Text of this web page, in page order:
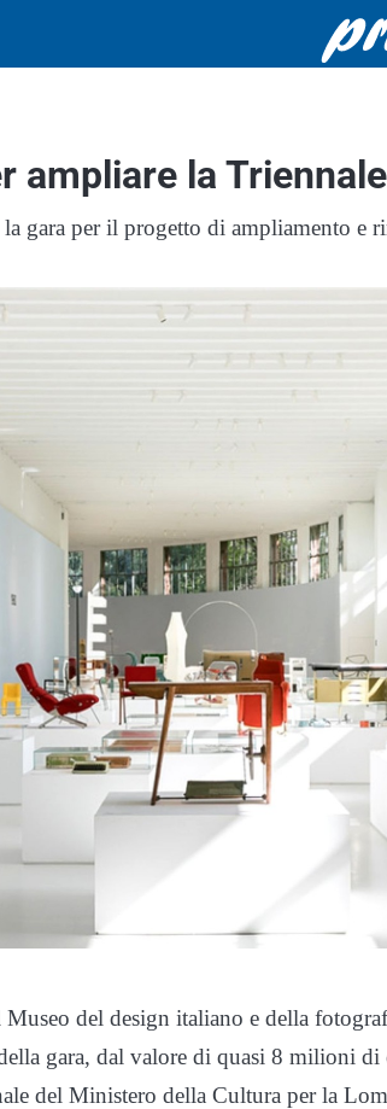
ampliare la
gara per il progetto di ampliamento e
del design italiano e della
gara, dal valore di quasi 8 milioni
del Ministero della Cultura per la